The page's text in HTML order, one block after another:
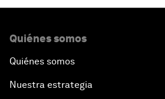
Quiénes somos
Quiénes somos
Nuestra estrategia